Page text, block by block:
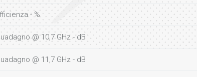
- %
@ 10,7 GHz - dB
@ 11,7 GHz - dB